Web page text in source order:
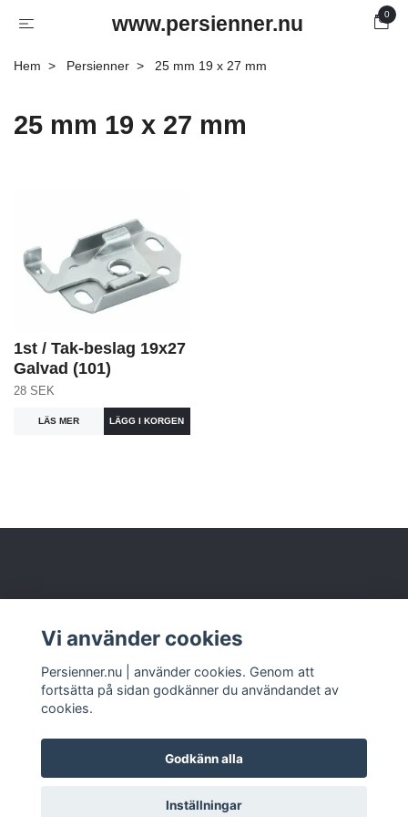
www.persienner.nu 0
Hem Persienner 25 mm 19 x 27 mm
25 mm 19 x 27 mm
1st / Tak-beslag 19x27
Galvad (101)
28 SEK
LÄS MER
Kundtjänst
© 2026 www.persienner.nu
Vi använder cookies
Persienner.nu | använder cookies. Genom att
fortsätta på sidan godkänner du användandet av
cookies.
Godkänn alla
Inställningar